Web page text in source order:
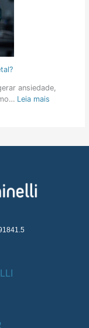
ansiedade,
Leia mais